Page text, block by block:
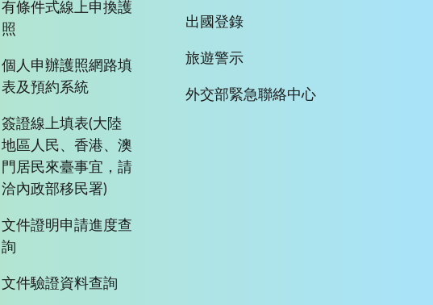
有條件式線上申換護
照
個人申辦護照網路填
表及預約系統
簽證線上填表(大陸
地區人民、香港、澳
門居民來臺事宜，請
洽內政部移民署)
文件證明申請進度查
詢
文件驗證資料查詢
出國登錄
旅遊警示
外交部緊急聯絡中心